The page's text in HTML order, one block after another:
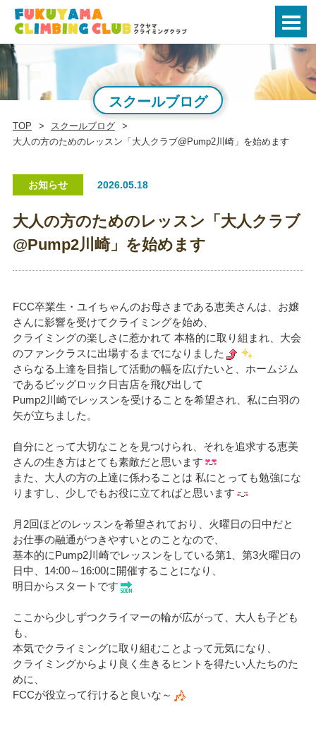
スクールブログ
TOP
スクールブログ
大人の方のためのレッスン「大人クラブ@Pump2川崎」を始めます
お知らせ 2026.05.18
大人の方のためのレッスン「大人クラブ
@Pump2川崎」を始めます
FCC卒業生・ユイちゃんのお母さまである恵美さんは、お嬢
さんに影響を受けてクライミングを始め、
クライミングの楽しさに惹かれて 本格的に取り組まれ、大会
のファンクラスに出場するまでになりました
さらなる上達を目指して活動の幅を広げたいと、ホームジム
であるビッグロック日吉店を飛び出して
Pump2川崎でレッスンを受けることを希望され、私に白羽の
矢が立ちました。
自分にとって大切なことを見つけられ、それを追求する恵美
さんの生き方はとても素敵だと思います
また、大人の方の上達に係わることは 私にとっても勉強にな
りますし、少しでもお役に立てればと思います
月2回ほどのレッスンを希望されており、火曜日の日中だと
お仕事の融通がつきやすいとのことなので、
基本的にPump2川崎でレッスンをしている第1、第3火曜日の
日中、14:00～16:00に開催することになり、
明日からスタートです
ここから少しずつクライマーの輪が広がって、大人も子ども
も、
本気でクライミングに取り組むことよって元気になり、
クライミングからより良く生きるヒントを得たい人たちのた
めに、
FCCが役立って行けると良いな～